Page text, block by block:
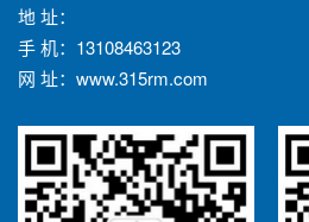
地 址：
手 机：13108463123
网 址：www.315rm.com